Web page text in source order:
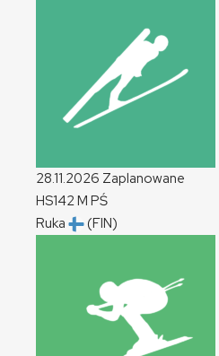
28.11.2026 Zaplanowane
HS142M PŚ
Ruka
(FIN)